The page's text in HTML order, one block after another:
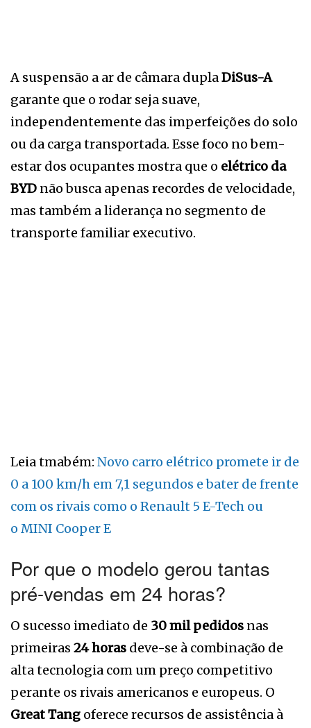
A suspensão a ar de câmara duplaDiSus-A
garante que o rodar seja suave,
independentemente das imperfeições do solo
ou da carga transportada. Esse foco no bem-
estar dos ocupantes mostra que o elétrico da
BYD não busca apenas recordes de velocidade,
mas também a liderança no segmento de
transporte familiar executivo.
Leia tmabém: Novo carro elétrico promete ir de
0 a 100 km/h em 7,1 segundos e bater de frente
com os rivais como o Renault 5 E-Tech ou
o MINI Cooper E
Por que o modelo gerou tantas
pré-vendas em 24 horas?
O sucesso imediato de 30 mil pedidos nas
primeiras 24 horas deve-se à combinação de
alta tecnologia com um preço competitivo
perante os rivais americanos e europeus. O
Great Tang oferece recursos de assistência à